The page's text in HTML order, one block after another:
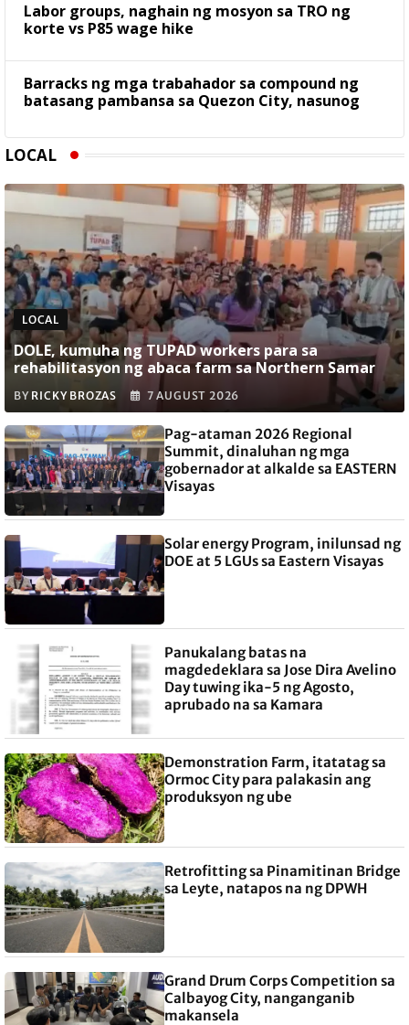
Labor groups, naghain ng mosyon sa TRO ng
korte vs P85 wage hike
Barracks ng mga trabahador sa compound ng
batasang pambansa sa Quezon City, nasunog
LOCAL
LOCAL
DOLE, kumuha ng TUPAD workers para sa
rehabilitasyon ng abaca farm sa Northern Samar
BY RICKY BROZAS 7 AUGUST 2026
Pag-ataman 2026 Regional
Summit, dinaluhan ng mga
gobernador at alkalde sa EASTERN
Visayas
Solar energy Program, inilunsad ng
DOE at 5 LGUs sa Eastern Visayas
Panukalang batas na
magdedeklara sa Jose Dira Avelino
Day tuwing ika-5 ng Agosto,
aprubado na sa Kamara
Demonstration Farm, itatatag sa
Ormoc City para palakasin ang
produksyon ng ube
Retrofitting sa Pinamitinan Bridge
sa Leyte, natapos na ng DPWH
Grand Drum Corps Competition sa
Calbayog City, nanganganib
makansela